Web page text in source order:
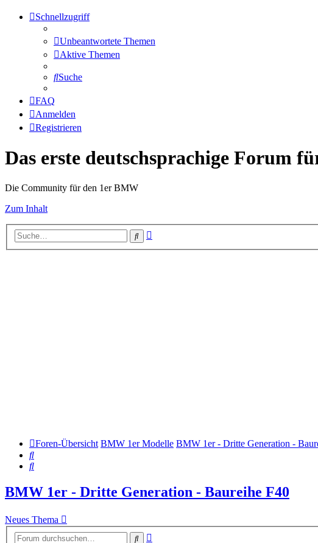
Schnellzugriff
Unbeantwortete Themen
Aktive Themen
Suche
FAQ
Anmelden
Registrieren
Das erste deutschsprachige Forum
Die Community für den 1er BMW
Zum Inhalt
Suche
Foren-Übersicht BMW 1er Modelle BMW 1er - Dritte Generation -
Suche
Suche
BMW 1er - Dritte Generation - Baureihe F40
Neues Thema
Suche